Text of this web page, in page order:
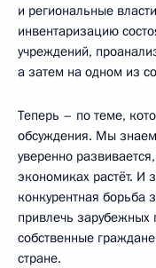
и региональные
инвентаризацию
учреждений,
а затем на одном из
Теперь – по теме,
обсуждения. Мы
уверенно
экономиках растёт. И
конкурентная борьба
привлечь зарубежных
собственные
стране.